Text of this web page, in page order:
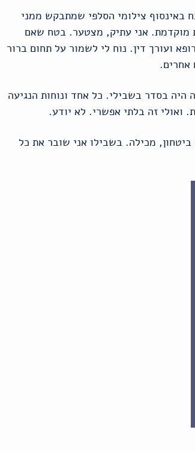
באינסוף צילומי הסלפי שמתבקש ממני
מוקדמת. אני עתיק, מצטער. בטח שאם
ועורך דין. נוח לי לשמור על תחום ברור
אחרים.
היה בסדר בשבילי. כל אחד ונוחות הנגיעה
ואולי זה בלתי אפשרי. לא יודע.
מכילה. בשבילו אני שובר את כל